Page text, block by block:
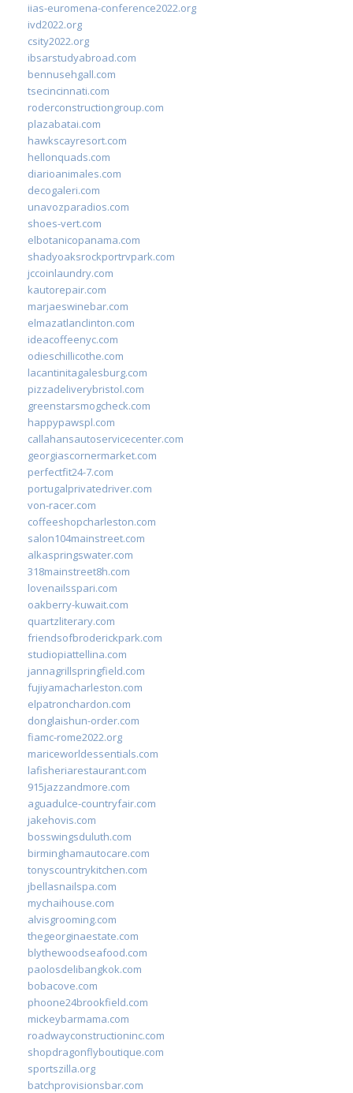
iias-euromena-conference2022.org
ivd2022.org
csity2022.org
ibsarstudyabroad.com
bennusehgall.com
tsecincinnati.com
roderconstructiongroup.com
plazabatai.com
hawkscayresort.com
hellonquads.com
diarioanimales.com
decogaleri.com
unavozparadios.com
shoes-vert.com
elbotanicopanama.com
shadyoaksrockportrvpark.com
jccoinlaundry.com
kautorepair.com
marjaeswinebar.com
elmazatlanclinton.com
ideacoffeenyc.com
odieschillicothe.com
lacantinitagalesburg.com
pizzadeliverybristol.com
greenstarsmogcheck.com
happypawspl.com
callahansautoservicecenter.com
georgiascornermarket.com
perfectfit24-7.com
portugalprivatedriver.com
von-racer.com
coffeeshopcharleston.com
salon104mainstreet.com
alkaspringswater.com
318mainstreet8h.com
lovenailsspari.com
oakberry-kuwait.com
quartzliterary.com
friendsofbroderickpark.com
studiopiattellina.com
jannagrillspringfield.com
fujiyamacharleston.com
elpatronchardon.com
donglaishun-order.com
fiamc-rome2022.org
mariceworldessentials.com
lafisheriarestaurant.com
915jazzandmore.com
aguadulce-countryfair.com
jakehovis.com
bosswingsduluth.com
birminghamautocare.com
tonyscountrykitchen.com
jbellasnailspa.com
mychaihouse.com
alvisgrooming.com
thegeorginaestate.com
blythewoodseafood.com
paolosdelibangkok.com
bobacove.com
phoone24brookfield.com
mickeybarmama.com
roadwayconstructioninc.com
shopdragonflyboutique.com
sportszilla.org
batchprovisionsbar.com